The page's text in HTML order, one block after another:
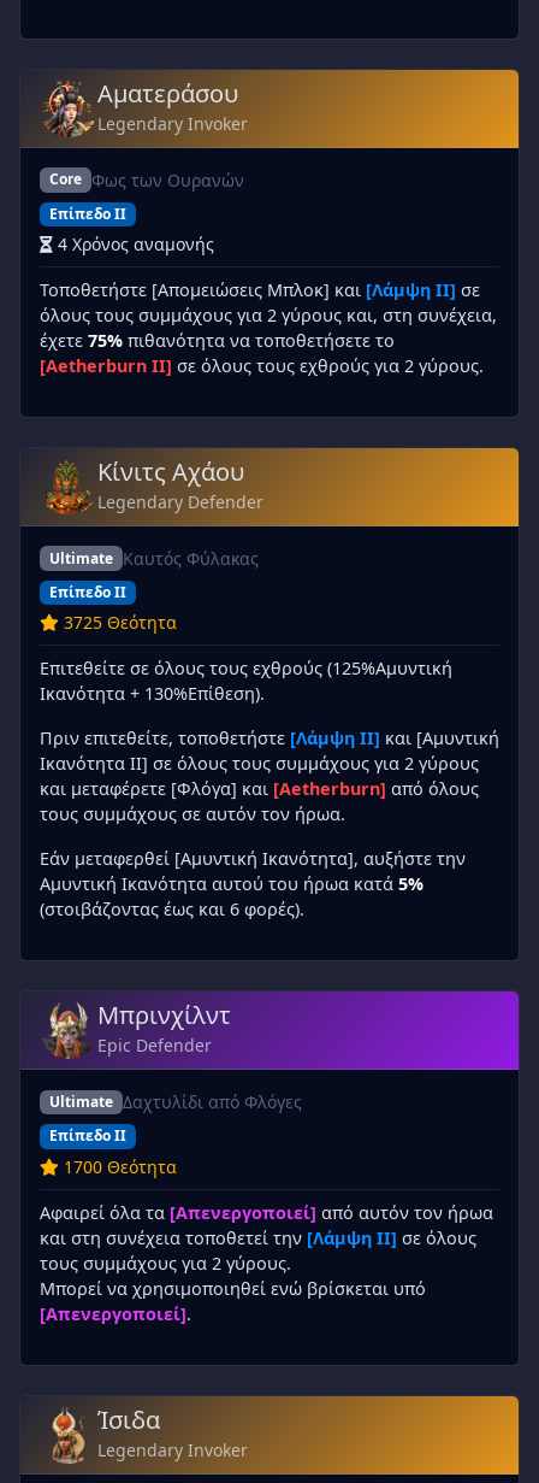
Αματεράσου
Legendary Invoker
Core Φως των Ουρανών
Επίπεδο II
4 Χρόνος αναμονής
Τοποθετήστε [Απομειώσεις Μπλοκ] και [Λάμψη II] σε
όλους τους συμμάχους για 2 γύρους και, στη συνέχεια,
έχετε 75% πιθανότητα να τοποθετήσετε το
[Aetherburn II] σε όλους τους εχθρούς για 2 γύρους.
Κίνιτς Αχάου
Legendary Defender
Ultimate Καυτός Φύλακας
Επίπεδο II
3725 Θεότητα
Επιτεθείτε σε όλους τους εχθρούς (125%Αμυντική
Ικανότητα + 130%Επίθεση).
Πριν επιτεθείτε, τοποθετήστε [Λάμψη II] και [Αμυντική
Ικανότητα II] σε όλους τους συμμάχους για 2 γύρους
και μεταφέρετε [Φλόγα] και [Aetherburn] από όλους
τους συμμάχους σε αυτόν τον ήρωα.
Εάν μεταφερθεί [Αμυντική Ικανότητα], αυξήστε την
Αμυντική Ικανότητα αυτού του ήρωα κατά 5%
(στοιβάζοντας έως και 6 φορές).
Μπρινχίλντ
Epic Defender
Ultimate Δαχτυλίδι από Φλόγες
Επίπεδο II
1700 Θεότητα
Αφαιρεί όλα τα [Απενεργοποιεί] από αυτόν τον ήρωα
και στη συνέχεια τοποθετεί την [Λάμψη II] σε όλους
τους συμμάχους για 2 γύρους.
Μπορεί να χρησιμοποιηθεί ενώ βρίσκεται υπό
[Απενεργοποιεί].
Ίσιδα
Legendary Invoker